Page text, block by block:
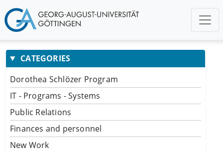
CATEGORIES
Dorothea Schlözer Program
IT - Programs - Systems
Public Relations
Finances and personnel
New Work